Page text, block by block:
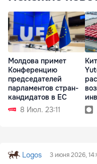
Молдова примет
Конференцию
председателей
парламентов стран-
кандидатов в ЕС
8 Июл. 23:11
Logos 3 июня 2026,